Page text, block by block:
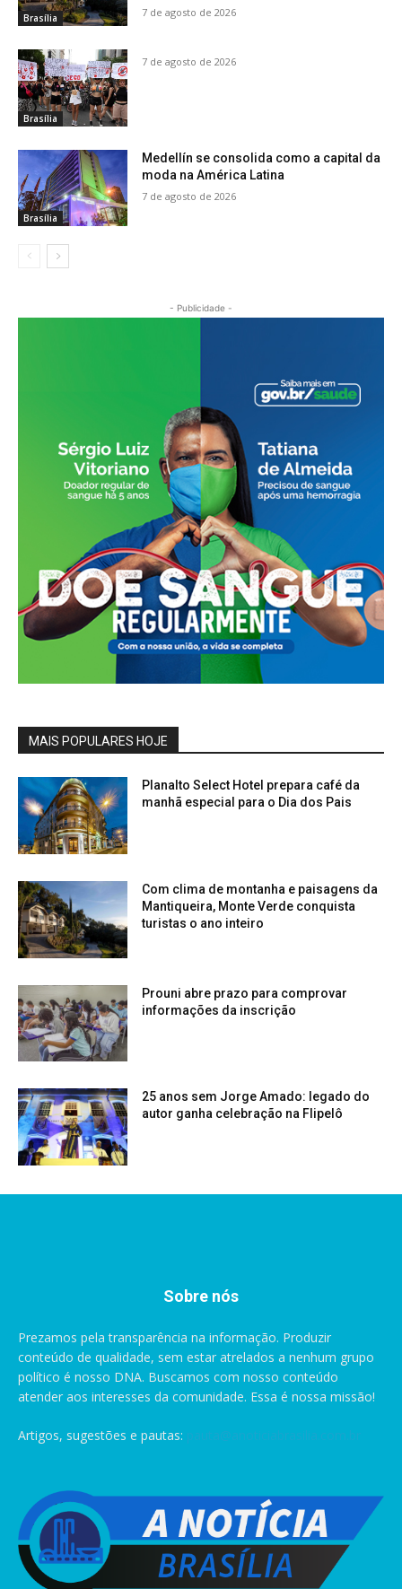
Brasília 7 de agosto de 2026
Brasília
7 de agosto de 2026
Brasília
Medellín se consolida como a capital da
moda na América Latina
7 de agosto de 2026
- Publicidade -
MAIS POPULARES HOJE
Planalto Select Hotel prepara café da
manhã especial para o Dia dos Pais
Com clima de montanha e paisagens da
Mantiqueira, Monte Verde conquista
turistas o ano inteiro
Prouni abre prazo para comprovar
informações da inscrição
25 anos sem Jorge Amado: legado do
autor ganha celebração na Flipelô
Sobre nós
Prezamos pela transparência na informação. Produzir
conteúdo de qualidade, sem estar atrelados a nenhum grupo
político é nosso DNA. Buscamos com nosso conteúdo
atender aos interesses da comunidade. Essa é nossa missão!
Artigos, sugestões e pautas: pauta@anoticiabrasilia.com.br